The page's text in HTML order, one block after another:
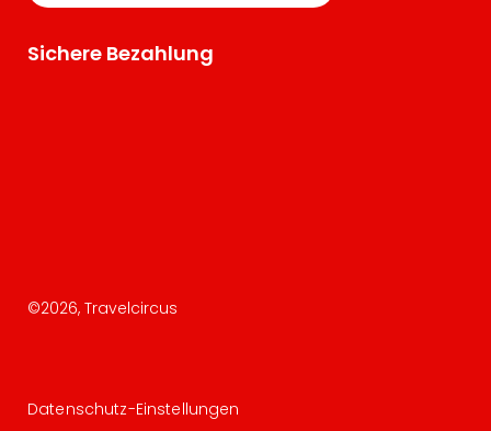
Sichere Bezahlung
©2026, Travelcircus
Datenschutz-Einstellungen